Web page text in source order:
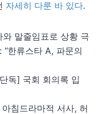
자세히 다룬 바 있다.
말줄임표로 상황 극
한류스타 A, 파문의
독] 국회 회의록 입
침드라마적 서사, 허